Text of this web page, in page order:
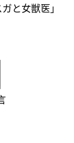
と女獣医」